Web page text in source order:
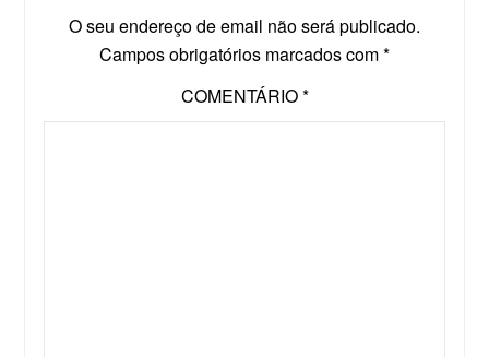
O seu endereço de email não será publicado.
Campos obrigatórios marcados com*
COMENTÁRIO*